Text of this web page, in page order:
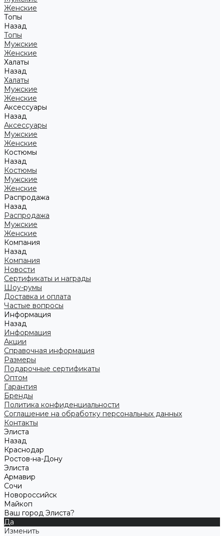
Женские
Топы
Назад
Топы
Мужские
Женские
Халаты
Назад
Халаты
Мужские
Женские
Аксессуары
Назад
Аксессуары
Мужские
Женские
Костюмы
Назад
Костюмы
Мужские
Женские
Распродажа
Назад
Распродажа
Мужские
Женские
Компания
Назад
Компания
Новости
Сертификаты и награды
Шоу-румы
Доставка и оплата
Частые вопросы
Информация
Назад
Информация
Акции
Справочная информация
Размеры
Подарочные сертификаты
Оптом
Гарантия
Бренды
Политика конфиденциальности
Соглашение на обработку персональных данных
Контакты
Элиста
Назад
Краснодар
Ростов-на-Дону
Элиста
Армавир
Сочи
Новороссийск
Майкоп
Ваш город Элиста?
Да
Изменить